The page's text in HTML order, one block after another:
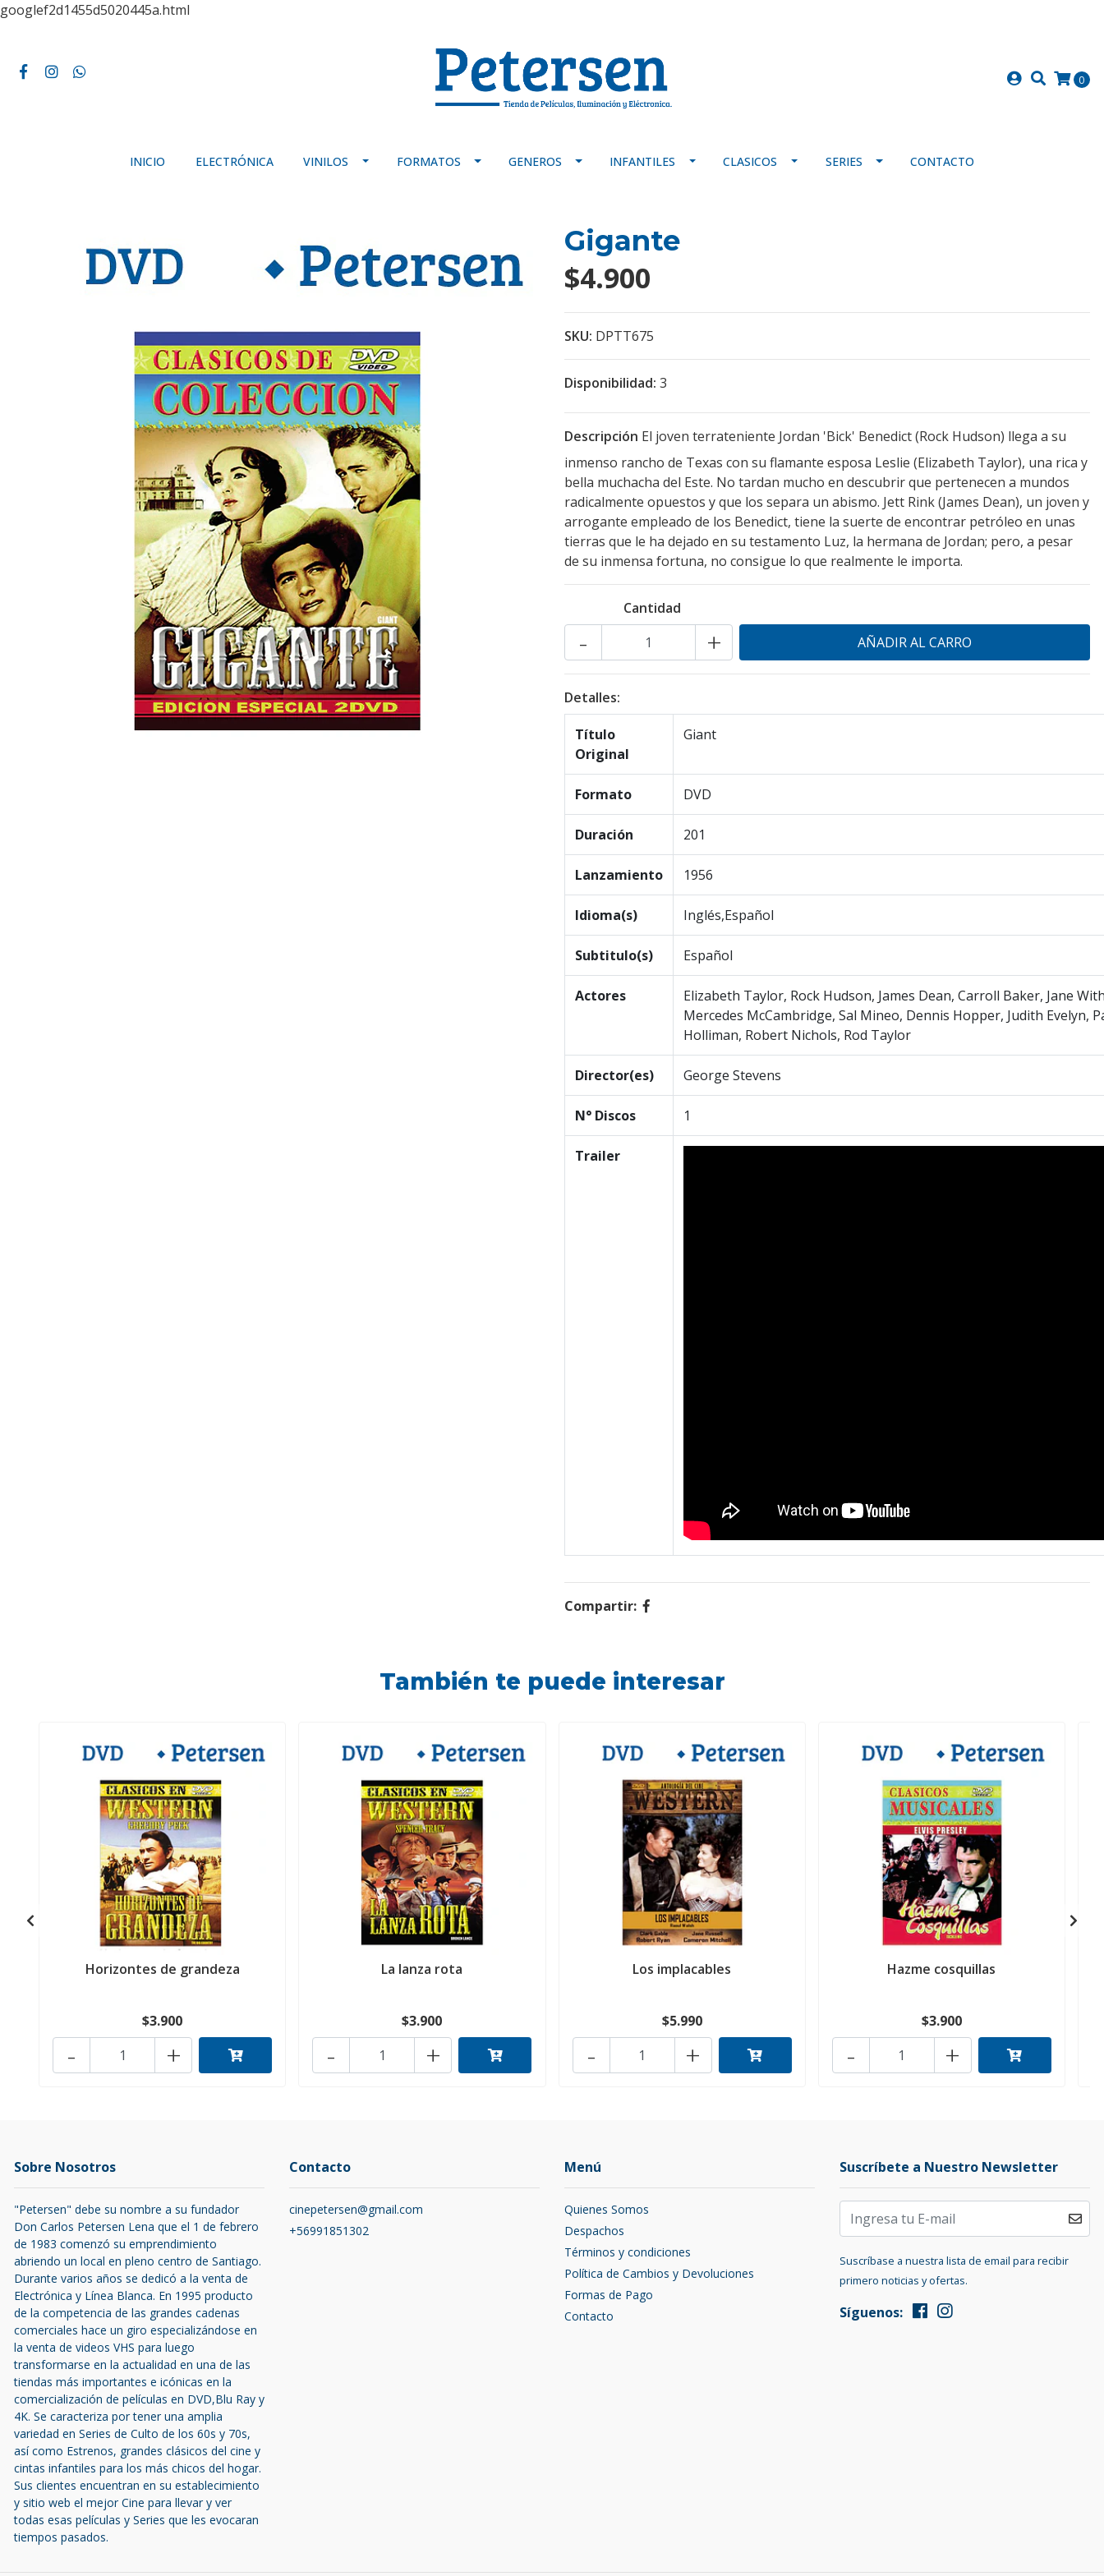
googlef2d1455d5020445a.html
0
INICIO ELECTRÓNICA VINILOS FORMATOS GENEROS INFANTILES CLASICOS SERIES CONTACTO
Gigante
$4.900
SKU: DPTT675
Disponibilidad: 3
Descripción El joven terrateniente Jordan 'Bick' Benedict (Rock Hudson) llega a su
inmenso rancho de Texas con su flamante esposa Leslie (Elizabeth Taylor), una rica y
bella muchacha del Este. No tardan mucho en descubrir que pertenecen a mundos
radicalmente opuestos y que los separa un abismo. Jett Rink (James Dean), un joven y
arrogante empleado de los Benedict, tiene la suerte de encontrar petróleo en unas
tierras que le ha dejado en su testamento Luz, la hermana de Jordan; pero, a pesar
de su inmensa fortuna, no consigue lo que realmente le importa.
Cantidad
+
-
Detalles:
Título
Original
Giant
Formato DVD
Duración 201
Lanzamiento 1956
Idioma(s) Inglés,Español
Subtitulo(s) Español
Actores
Elizabeth Taylor, Rock Hudson, James Dean, Carroll Baker, Jane
Mercedes McCambridge, Sal Mineo, Dennis Hopper, Judith Evelyn,
Holliman, Robert Nichols, Rod Taylor
Director(es) George Stevens
N° Discos 1
Trailer
Compartir:
También te puede interesar
Horizontes de grandeza
$3.900
+
-
La lanza rota
$3.900
+
-
Los implacables
$5.990
+
-
Hazme cosquillas
$3.900
+
-
Sobre Nosotros
"Petersen" debe su nombre a su fundador
Don Carlos Petersen Lena que el 1 de febrero
de 1983 comenzó su emprendimiento
abriendo un local en pleno centro de Santiago.
Durante varios años se dedicó a la venta de
Electrónica y Línea Blanca. En 1995 producto
de la competencia de las grandes cadenas
comerciales hace un giro especializándose en
la venta de videos VHS para luego
transformarse en la actualidad en una de las
tiendas más importantes e icónicas en la
comercialización de películas en DVD,Blu Ray y
4K. Se caracteriza por tener una amplia
variedad en Series de Culto de los 60s y 70s,
así como Estrenos, grandes clásicos del cine y
cintas infantiles para los más chicos del hogar.
Sus clientes encuentran en su establecimiento
y sitio web el mejor Cine para llevar y ver
todas esas películas y Series que les evocaran
tiempos pasados.
Contacto
cinepetersen@gmail.com
+56991851302
Menú
Quienes Somos
Despachos
Términos y condiciones
Política de Cambios y Devoluciones
Formas de Pago
Contacto
Suscríbete a Nuestro Newsletter
Suscríbase a nuestra lista de email para recibir
primero noticias y ofertas.
Síguenos: